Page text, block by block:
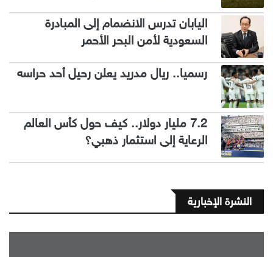
اليابان تدرس الانضمام إلى المبادرة
السعودية لأمن البحر الأحمر
رسميا.. ريال مدريد يعلن رحيل أحد حراسه
7.2 مليار دولار.. كيف حول كأس العالم
الرعاية إلى استثمار ذهبي؟
النشرة الإخبارية